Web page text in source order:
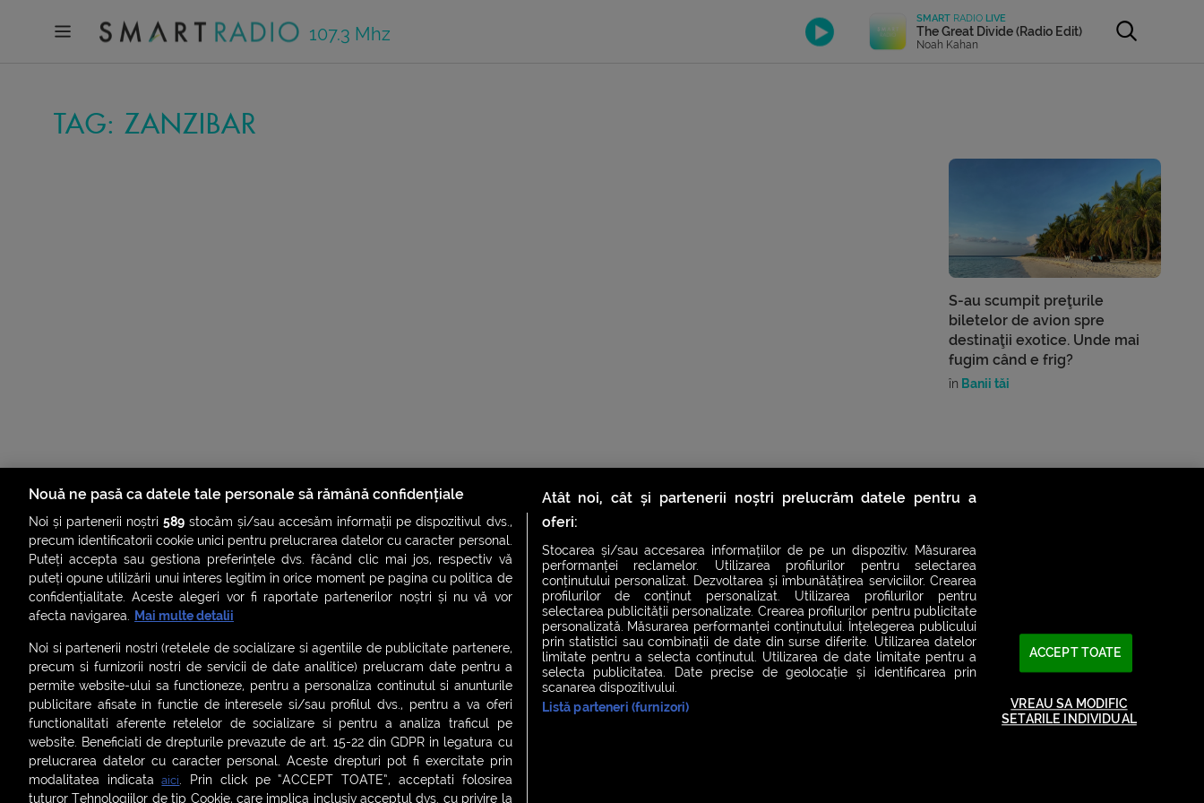
107.3 Mhz
SMART RADIO LIVE
The Great Divide (Radio Edit)
Noah Kahan
TAG: ZANZIBAR
S-au scumpit preţurile
biletelor de avion spre
destinaţii exotice. Unde mai
fugim când e frig?
în Banii tăi
ȘTIRI SMART SHORTS LIVE FEVER BRUNCH FEVER NIGHT FEVER
LIVE FEVER CONCERT
Termeni și condiții | Politica de confidențialitate | Politica de cookies | Contact
2026© SMART RADIO. Toate drepturile rezervate
Contact:
office@smartradio.ro
Nouă ne pasă ca datele tale personale să rămână confidențiale
Noi și partenerii noștri589 stocăm și/sau accesăm informații pe dispozitivul dvs.,
precum identificatorii cookie unici pentru prelucrarea datelor cu caracter personal.
Puteți accepta sau gestiona preferințele dvs. făcând clic mai jos, respectiv vă
puteți opune utilizării unui interes legitim în orice moment pe pagina cu politica de
confidențialitate. Aceste alegeri vor fi raportate partenerilor noștri și nu vă vor
afecta navigarea. Mai multe detalii
Noi si partenerii nostri (retelele de socializare si agentiile de publicitate partenere,
precum si furnizorii nostri de servicii de date analitice) prelucram date pentru a
permite website-ului sa functioneze, pentru a personaliza continutul si anunturile
publicitare afisate in functie de interesele si/sau profilul dvs., pentru a va oferi
functionalitati aferente retelelor de socializare si pentru a analiza traficul pe
website. Beneficiati de drepturile prevazute de art. 15-22 din GDPR in legatura cu
prelucrarea datelor cu caracter personal. Aceste drepturi pot fi exercitate prin
modalitatea indicataaici. Prin click pe “ACCEPT TOATE”, acceptati folosirea
tuturor Tehnologiilor de tip Cookie, care implica inclusiv acceptul dvs. cu privire la
Atât noi, cât și partenerii noștri prelucrăm datele pentru a
oferi:
Stocarea și/sau accesarea informațiilor de pe un dispozitiv. Măsurarea
performanței reclamelor. Utilizarea profilurilor pentru selectarea
conținutului personalizat. Dezvoltarea și îmbunătățirea serviciilor. Crearea
profilurilor de conținut personalizat. Utilizarea profilurilor pentru
selectarea publicității personalizate. Crearea profilurilor pentru publicitate
personalizată. Măsurarea performanței conținutului. Înțelegerea publicului
prin statistici sau combinații de date din surse diferite. Utilizarea datelor
limitate pentru a selecta conținutul. Utilizarea de date limitate pentru a
selecta publicitatea. Date precise de geolocație și identificarea prin
scanarea dispozitivului.
Listă parteneri (furnizori)
ACCEPT TOATE
VREAU SA MODIFIC
SETARILE INDIVIDUAL